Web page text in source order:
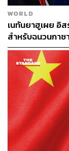
WORLD
เนทันยาฮูเผย อิ
สำหรับฉนวนกาซ
ปลดอาวุธแท้จริง